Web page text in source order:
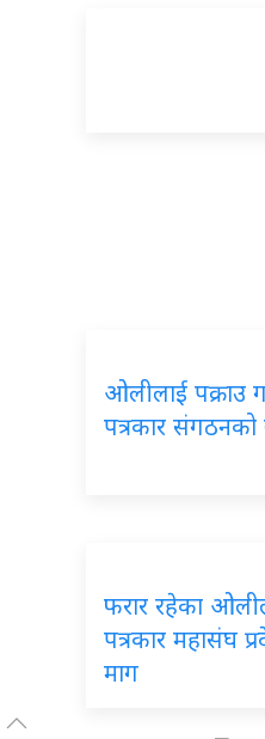
ओलीलाई पक्राउ
पत्रकार
फरार रहेका
पत्रकार महासंघ
माग